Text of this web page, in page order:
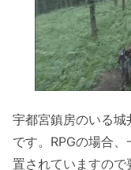
宇都宮鎮房のいる
です。RPGの場合
置されていますので